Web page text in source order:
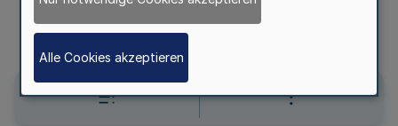
RdErl. d. Innenministeriums
IV C 2 – 1591 – VS-NfD v. 31.10.1995
Alle Cookies akzeptieren